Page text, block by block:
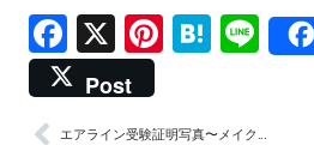
Facebook
X Pinterest
Post
エアライン受験証明写真〜メイクのビフォーアフター